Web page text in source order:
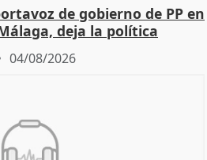
de gobierno de PP en
deja la política
04/08/2026